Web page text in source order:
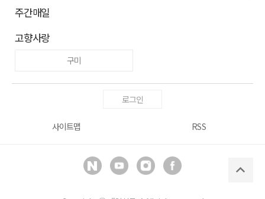
주간매일
고향사랑
구미
로그인
사이트맵 RSS